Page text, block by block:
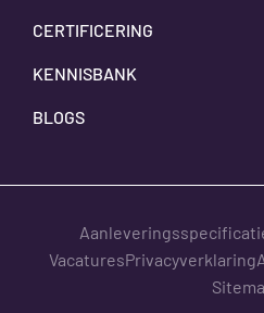
CERTIFICERING
KENNISBANK
BLOGS
VacaturesPrivacyverklaring